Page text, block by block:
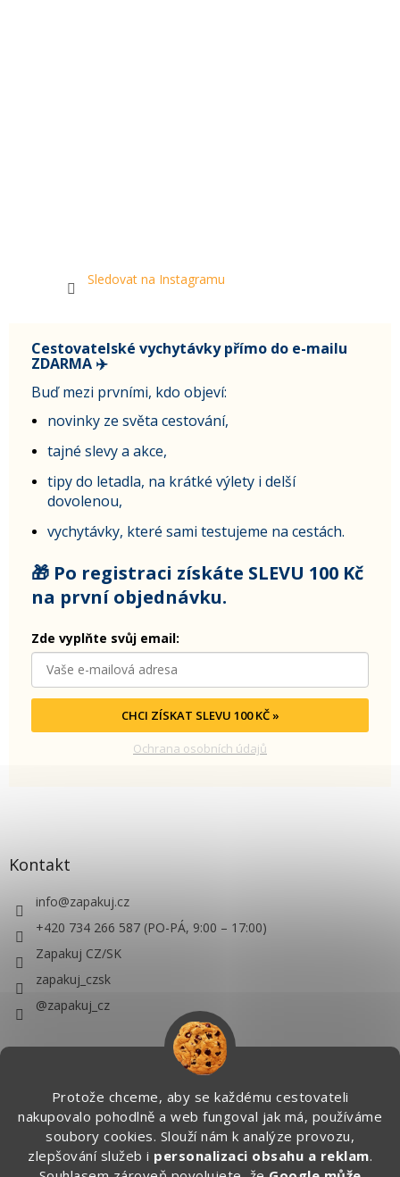
Protože chceme, aby se každému cestovateli
nakupovalo pohodlně a web fungoval jak má, používáme
soubory cookies. Slouží nám k analýze provozu,
zlepšování služeb i personalizaci obsahu a reklam.
Sledovat na Instagramu
Cestovatelské vychytávky přímo do e-mailu
ZDARMA ✈️
Buď mezi prvními, kdo objeví:
novinky ze světa cestování,
tajné slevy a akce,
tipy do letadla, na krátké výlety i delší
dovolenou,
vychytávky, které sami testujeme na cestách.
🎁 Po registraci získáte SLEVU 100 Kč
na první objednávku.
Zde vyplňte svůj email:
CHCI ZÍSKAT SLEVU 100 KČ »
Ochrana osobních údajů
Kontakt
info@zapakuj.cz
+420 734 266 587 (PO-PÁ, 9:00 – 17:00)
Zapakuj CZ/SK
zapakuj_czsk
@zapakuj_cz